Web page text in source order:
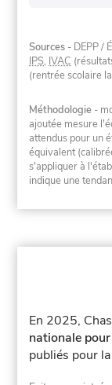
Sources - DEPP /
IPS, IVAC
(rentrée scolaire
Méthodologie -
ajoutée mesure
attendus pour un
équivalent
s'appliquer à
indique une
En 2025,
nationale
publiés pour